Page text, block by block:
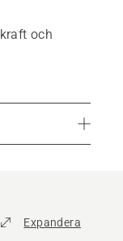
och
Expandera